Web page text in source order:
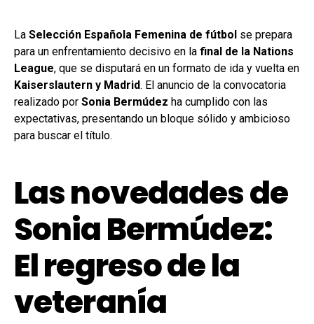
La Selección Española Femenina de fútbol se prepara
para un enfrentamiento decisivo en la final de la Nations
League, que se disputará en un formato de ida y vuelta en
Kaiserslautern y Madrid. El anuncio de la convocatoria
realizado por Sonia Bermúdez ha cumplido con las
expectativas, presentando un bloque sólido y ambicioso
para buscar el título.
Las novedades de
Sonia Bermúdez:
El regreso de la
veteranía